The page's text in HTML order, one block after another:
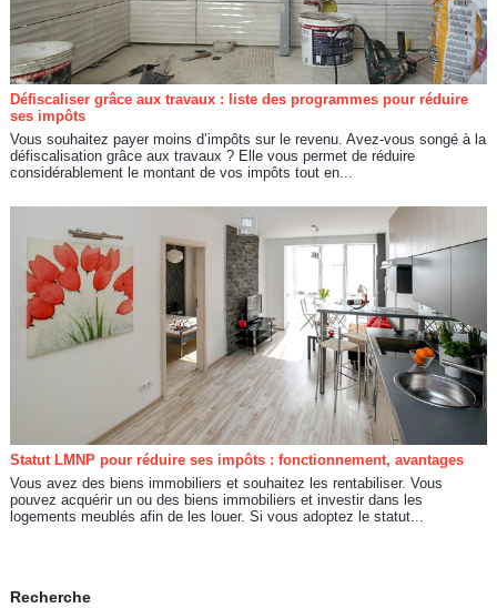
Défiscaliser grâce aux travaux : liste des programmes pour réduire
ses impôts
Vous souhaitez payer moins d’impôts sur le revenu. Avez-vous songé à la
défiscalisation grâce aux travaux ? Elle vous permet de réduire
considérablement le montant de vos impôts tout en...
Statut LMNP pour réduire ses impôts : fonctionnement, avantages
Vous avez des biens immobiliers et souhaitez les rentabiliser. Vous
pouvez acquérir un ou des biens immobiliers et investir dans les
logements meublés afin de les louer. Si vous adoptez le statut...
Recherche